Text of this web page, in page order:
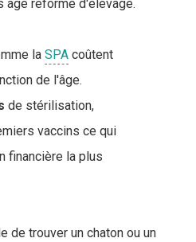
âgé réformé d'élevage.
la SPA coûtent
de l'âge.
de stérilisation,
vaccins ce qui
financière la plus
de trouver un chaton ou un